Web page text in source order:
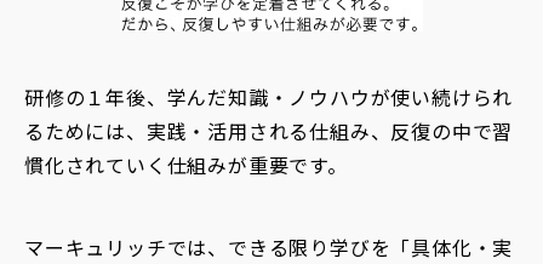
研修の１年後、学んだ知識・ノウハウが使い続けられ
るためには、実践・活用される仕組み、反復の中で習
慣化されていく仕組みが重要です。
マーキュリッチでは、できる限り学びを「具体化・実